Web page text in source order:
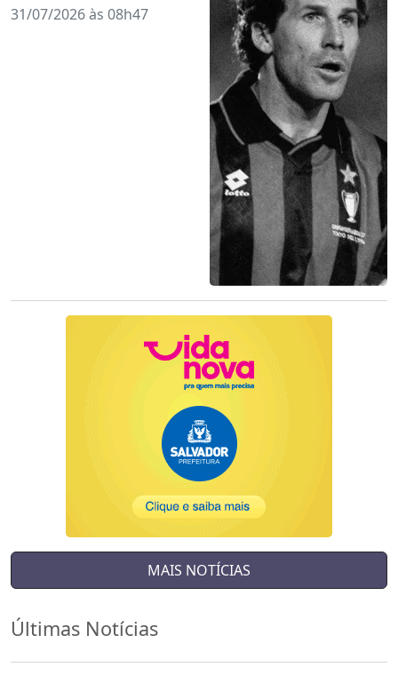
31/07/2026 às 08h47
MAIS NOTÍCIAS
Últimas Notícias